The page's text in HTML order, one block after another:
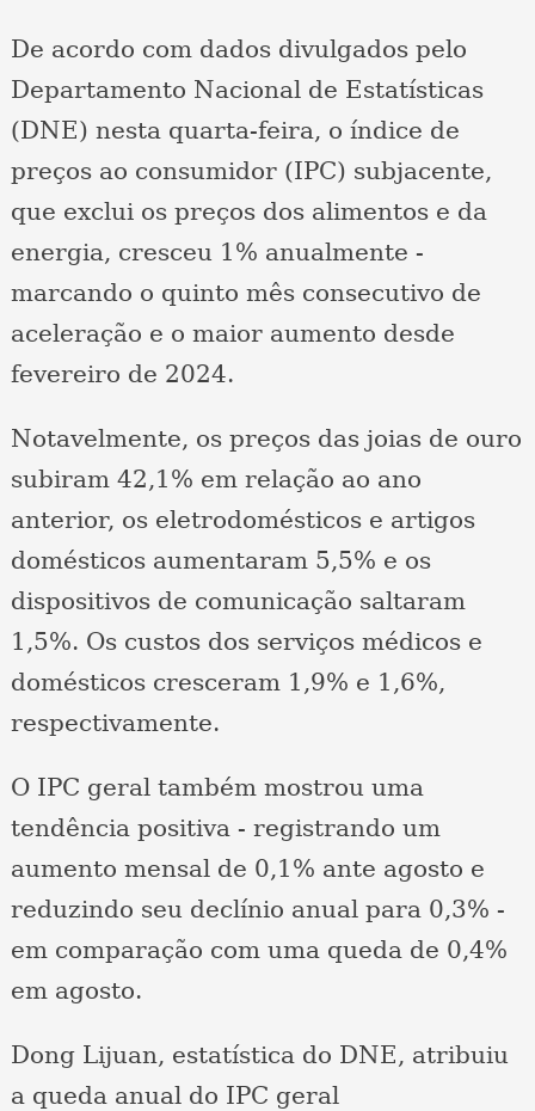
De acordo com dados divulgados pelo
Departamento Nacional de Estatísticas
(DNE) nesta quarta-feira, o índice de
preços ao consumidor (IPC) subjacente,
que exclui os preços dos alimentos e da
energia, cresceu 1% anualmente -
marcando o quinto mês consecutivo de
aceleração e o maior aumento desde
fevereiro de 2024.
Notavelmente, os preços das joias de ouro
subiram 42,1% em relação ao ano
anterior, os eletrodomésticos e artigos
domésticos aumentaram 5,5% e os
dispositivos de comunicação saltaram
1,5%. Os custos dos serviços médicos e
domésticos cresceram 1,9% e 1,6%,
respectivamente.
O IPC geral também mostrou uma
tendência positiva - registrando um
aumento mensal de 0,1% ante agosto e
reduzindo seu declínio anual para 0,3% -
em comparação com uma queda de 0,4%
em agosto.
Dong Lijuan, estatística do DNE, atribuiu
a queda anual do IPC geral